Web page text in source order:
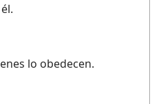
lo obedecen.